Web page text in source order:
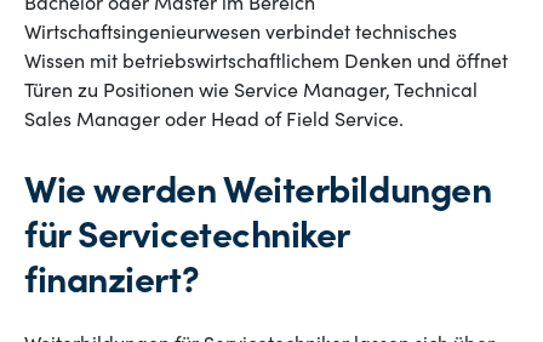
Bachelor oder Master im Bereich
Wirtschaftsingenieurwesen verbindet technisches
Wissen mit betriebswirtschaftlichem Denken und öffnet
Türen zu Positionen wie Service Manager, Technical
Sales Manager oder Head of Field Service.
Wie werden Weiterbildungen
für Servicetechniker
finanziert?